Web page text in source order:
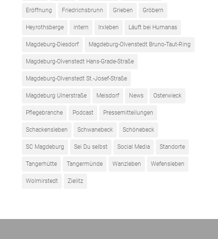
Eröffnung Friedrichsbrunn Grieben Gröbern
Heyrothsberge intern Irxleben Läuft bei Humanas
Magdeburg-Diesdorf Magdeburg-Olvenstedt Bruno-Taut-Ring
Magdeburg-Olvenstedt Hans-Grade-Straße
Magdeburg-Olvenstedt St.-Josef-Straße
Magdeburg Ulnerstraße Meisdorf News Osterwieck
Pflegebranche Podcast Pressemitteilungen
Schackensleben Schwanebeck Schönebeck
SC Magdeburg Sei Du selbst Social Media Standorte
Tangerhütte Tangermünde Wanzleben Wefensleben
Wolmirstedt Zielitz